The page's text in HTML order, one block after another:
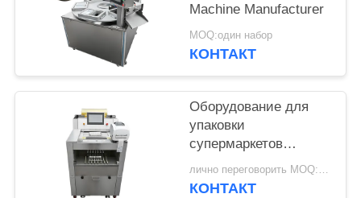
ПОЛИТИКА
КОНФИДЕНЦИАЛЬНОСТИ
Machine Manufacturer
MOQ:один набор
КОНТАКТ
Оборудование для
упаковки
супермаркетов
фрукты и овощи
лично переговорить MOQ:1 шт.
КОНТАКТ